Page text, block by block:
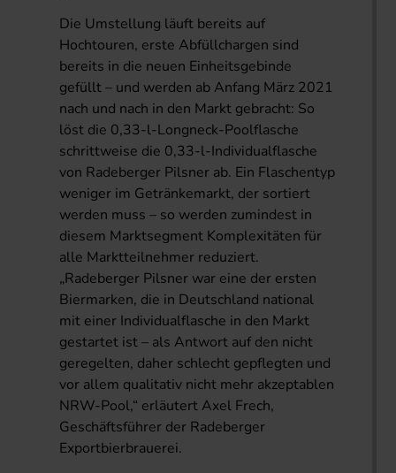
Die Umstellung läuft bereits auf
Hochtouren, erste Abfüllchargen sind
bereits in die neuen Einheitsgebinde
gefüllt – und werden ab Anfang März 2021
nach und nach in den Markt gebracht: So
löst die 0,33-l-Longneck-Poolflasche
schrittweise die 0,33-l-Individualflasche
von Radeberger Pilsner ab. Ein Flaschentyp
weniger im Getränkemarkt, der sortiert
werden muss – so werden zumindest in
diesem Marktsegment Komplexitäten für
alle Marktteilnehmer reduziert.
„Radeberger Pilsner war eine der ersten
Biermarken, die in Deutschland national
mit einer Individualflasche in den Markt
gestartet ist – als Antwort auf den nicht
geregelten, daher schlecht gepflegten und
vor allem qualitativ nicht mehr akzeptablen
NRW-Pool,“ erläutert Axel Frech,
Geschäftsführer der Radeberger
Exportbierbrauerei.